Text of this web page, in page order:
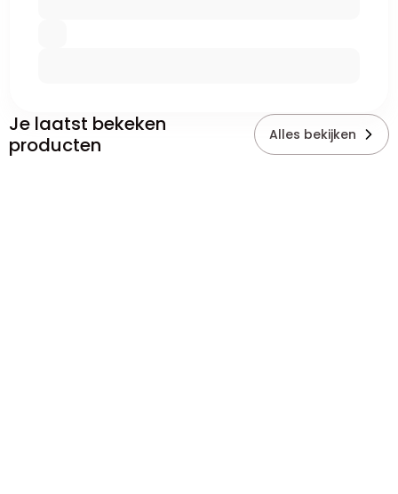
Je laatst bekeken
producten
Alles bekijken